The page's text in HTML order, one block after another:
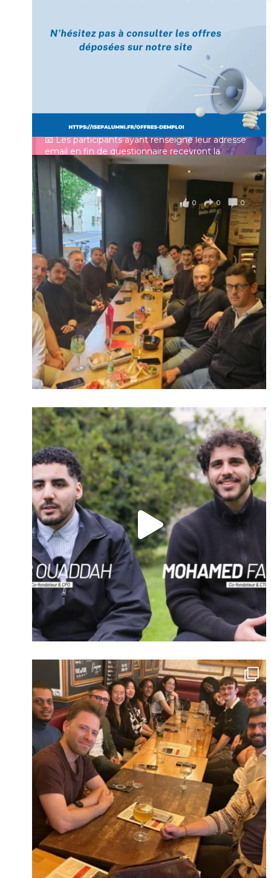
Charger plus Suivre sur Instagram
[Enquête IESF 2026] Top départ 🚀
👩‍🎓 Ingénieurs diplômés, vous avez jusqu’au 31
mai pour participer et faire entendre votre voix !
Depuis plus de 60 ans, cette enquête vise à établir
un panorama complet de la situation socio-
professionnelle des ingénieurs et scientifiques
français.
📧 Les participants ayant renseigné leur adresse
email en fin de questionnaire recevront la
synthèse des résultats...Voir plus
il y a 4 mois
0 0 0
Voir sur Facebook
Prénom
Mot de passe
Se souvenir de moi
Connexion
Identifiant oublié ?
Mot de passe
oublié ?